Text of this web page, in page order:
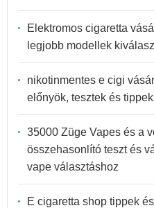
Elektromos cigaretta
legjobb modellek
nikotinmentes e cigi
előnyök, tesztek és
35000 Züge Vapes és a
összehasonlító teszt és
vape választáshoz
E cigaretta shop tippek